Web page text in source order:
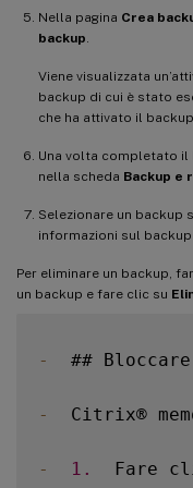
Nella pagina Crea
backup
Viene visualizzata
backup di cui è stato
che ha attivato il backup.
Una volta completato il
nella scheda Backup e
Selezionare un backup
informazioni sul
Per eliminare un backup,
un backup e fare clic su
-
##
-
Citrix®
- 1.
Fare